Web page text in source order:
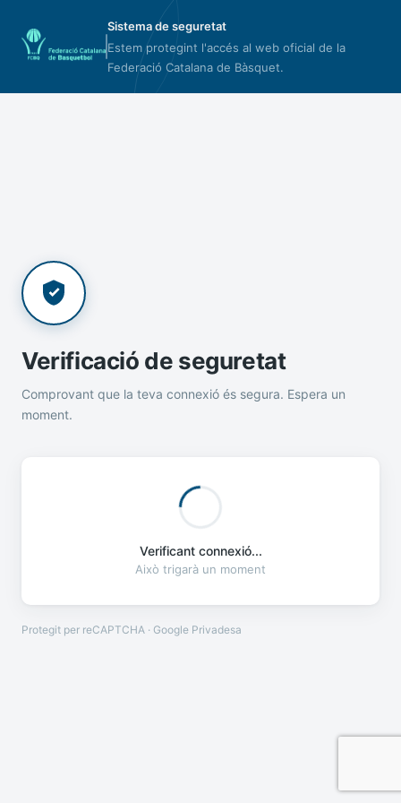
Sistema de seguretat
Estem protegint l'accés al web oficial de la
Federació Catalana de Bàsquet.
Verificació de seguretat
Comprovant que la teva connexió és segura. Espera un
moment.
Verificant connexió...
Això trigarà un moment
Protegit per reCAPTCHA · Google Privadesa